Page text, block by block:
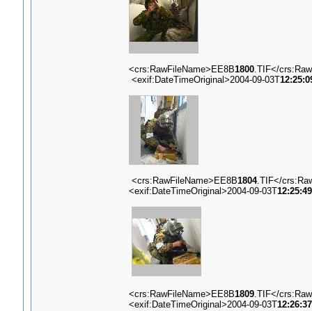
<crs:RawFileName>EE8B1800.TIF</
<exif:DateTimeOriginal>2004-09-03T
<crs:RawFileName>EE8B1804.TIF</
<exif:DateTimeOriginal>2004-09-03T12:25:49
<crs:RawFileName>EE8B1809.TIF</
<exif:DateTimeOriginal>2004-09-03T12:26:37